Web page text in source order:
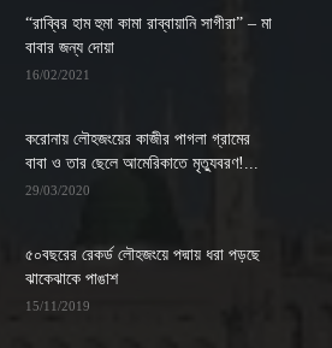
“রাব্বির হাম হুমা কামা রাব্বায়ানি সাগীরা” – মা
বাবার জন্য দোয়া
16/02/2021
করোনায় লৌহজংয়ের কাজীর পাগলা গ্রামের
বাবা ও তার ছেলে আমেরিকাতে মৃত্যুবরণ!...
29/03/2020
৫০বছরের রেকর্ড লৌহজংয়ে পদ্মায় ধরা পড়ছে
ঝাকেঝাকে পাঙাশ
15/11/2019